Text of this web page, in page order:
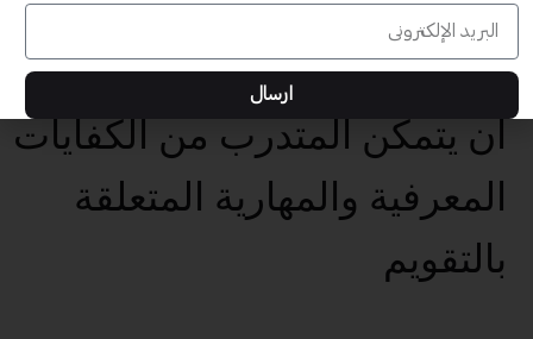
بتهيئة بيئات تعلم تفاعلية
وداعمة للمتعلم
أن يتمكن المتدرب من الكفايات
المعرفية والمهارية المتعلقة
بالتقويم
ارسال